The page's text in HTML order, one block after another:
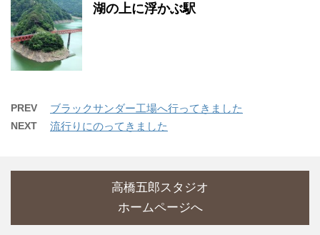
湖の上に浮かぶ駅
PREV ブラックサンダー工場へ行ってきました
NEXT 流行りにのってきました
高橋五郎スタジオ
ホームページへ